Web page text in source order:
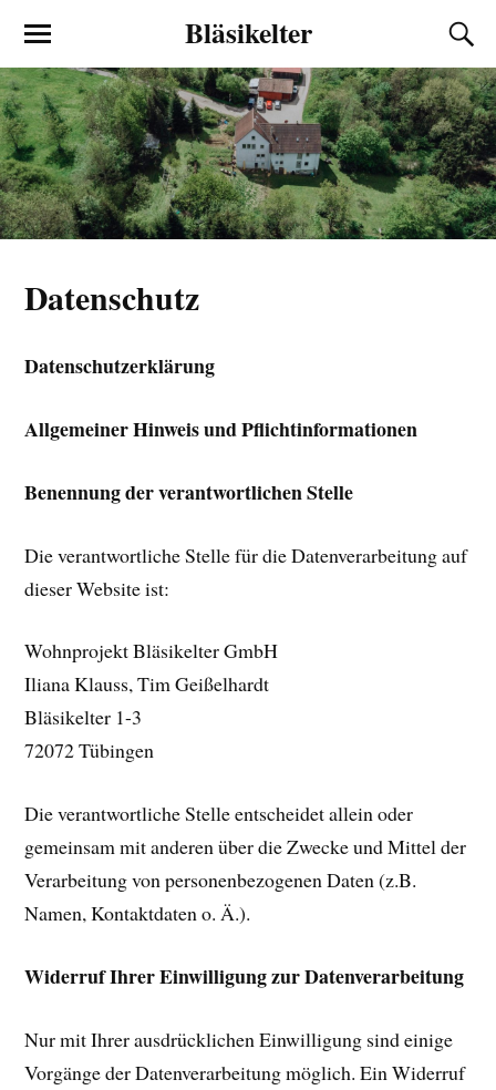
Bläsikelter
Datenschutz
Datenschutzerklärung
Allgemeiner Hinweis und Pflichtinformationen
Benennung der verantwortlichen Stelle
Die verantwortliche Stelle für die Datenverarbeitung auf
dieser Website ist:
Wohnprojekt Bläsikelter GmbH
Iliana Klauss, Tim Geißelhardt
Bläsikelter 1-3
72072Tübingen
Die verantwortliche Stelle entscheidet allein oder
gemeinsam mit anderen über die Zwecke und Mittel der
Verarbeitung von personenbezogenen Daten (z.B.
Namen, Kontaktdaten o. Ä.).
Widerruf Ihrer Einwilligung zur Datenverarbeitung
Nur mit Ihrer ausdrücklichen Einwilligung sind einige
Vorgänge der Datenverarbeitung möglich. Ein Widerruf